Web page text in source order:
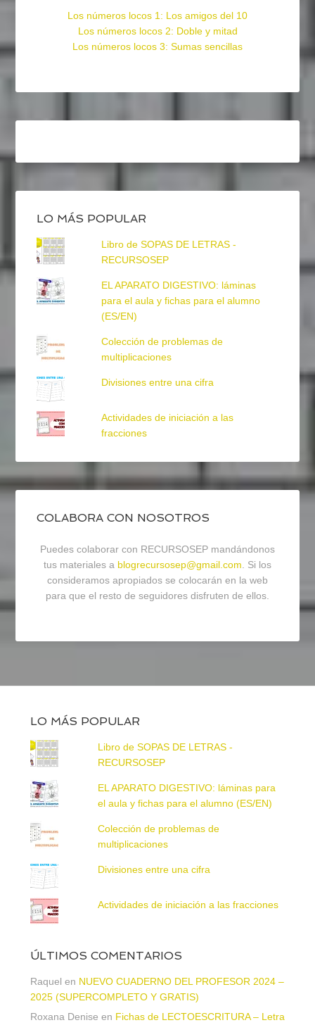
Los números locos 1: Los amigos del 10
Los números locos 2: Doble y mitad
Los números locos 3: Sumas sencillas
LO MÁS POPULAR
Libro de SOPAS DE LETRAS -
RECURSOSEP
EL APARATO DIGESTIVO: láminas
para el aula y fichas para el alumno
(ES/EN)
Colección de problemas de
multiplicaciones
Divisiones entre una cifra
Actividades de iniciación a las
fracciones
COLABORA CON NOSOTROS
Puedes colaborar con RECURSOSEP mandándonos
tus materiales a blogrecursosep@gmail.com. Si los
consideramos apropiados se colocarán en la web
para que el resto de seguidores disfruten de ellos.
LO MÁS POPULAR
Libro de SOPAS DE LETRAS -
RECURSOSEP
EL APARATO DIGESTIVO: láminas para
el aula y fichas para el alumno (ES/EN)
Colección de problemas de
multiplicaciones
Divisiones entre una cifra
Actividades de iniciación a las fracciones
ÚLTIMOS COMENTARIOS
Raquel en NUEVO CUADERNO DEL PROFESOR 2024 –
2025 (SUPERCOMPLETO Y GRATIS)
Roxana Denise en Fichas de LECTOESCRITURA – Letra